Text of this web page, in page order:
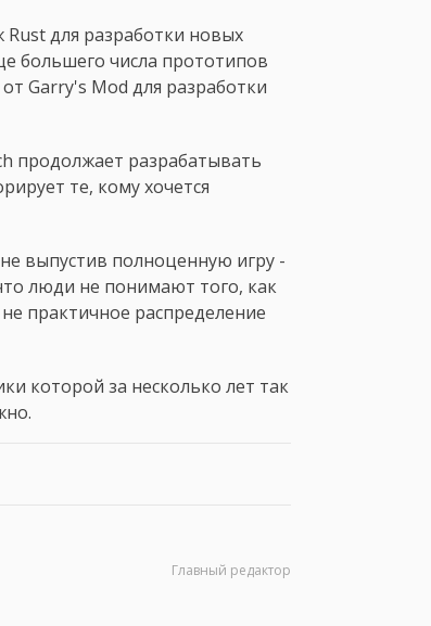
Rust для разработки новых
большего числа прототипов
Garry's Mod для разработки
продолжает разрабатывать
те, кому хочется
выпустив полноценную игру -
люди не понимают того, как
практичное распределение
которой за несколько лет так
Главный редактор